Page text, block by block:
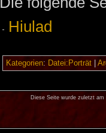
Hiulad
Kategorien: Datei:Porträt|
Diese Seite wurde zuletzt